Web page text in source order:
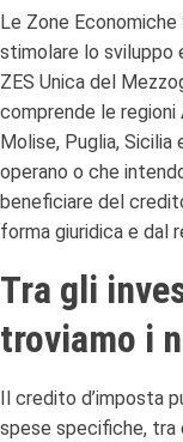
Le Zone
stimolare lo sviluppo
ZES Unica del
comprende le regioni
Molise, Puglia,
operano o che
beneficiare del
forma giuridica e dal
Tra gli
troviamo i
Il credito d’imposta
spese specifiche, tra